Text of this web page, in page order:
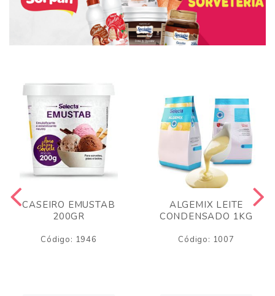
CASEIRO EMUSTAB
200GR
Código: 1946
ALGEMIX LEITE
CONDENSADO 1KG
Código: 1007